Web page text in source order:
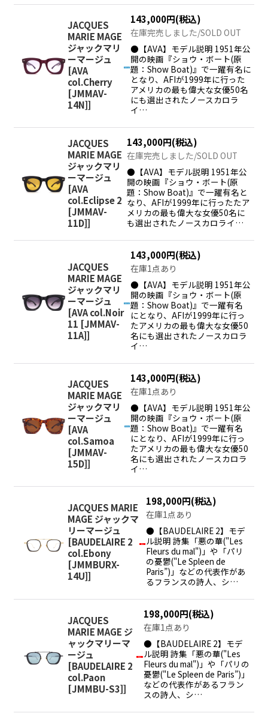
JACQUES
MARIE MAGE
ジャックマリ
ーマージュ
[AVA
col.Cherry
[JMMAV-
14N]]
143,000円(税込)
在庫完売しました/SOLD OUT
●【AVA】モデル説明 1951年公
開の映画『ショウ・ボート(原
題：Show Boat)』で一躍有名に
となり、AFIが1999年に行った
アメリカの最も偉大な女優50名
にも選出されたノースカロラ
イ…
JACQUES
MARIE MAGE
ジャックマリ
ーマージュ
[AVA
col.Eclipse 2
[JMMAV-
11D]]
143,000円(税込)
在庫完売しました/SOLD OUT
●【AVA】モデル説明 1951年公
開の映画『ショウ・ボート(原
題：Show Boat)』で一躍有名と
なり、AFIが1999年に行ったたア
メリカの最も偉大な女優50名に
も選出されたノースカロライ…
JACQUES
MARIE MAGE
ジャックマリ
ーマージュ
[AVA col.Noir
11 [JMMAV-
11A]]
143,000円(税込)
在庫1点あり
●【AVA】モデル説明 1951年公
開の映画『ショウ・ボート(原
題：Show Boat)』で一躍有名
にとなり、AFIが1999年に行っ
たアメリカの最も偉大な女優50
名にも選出されたノースカロラ
イ…
JACQUES
MARIE MAGE
ジャックマリ
ーマージュ
[AVA
col.Samoa
[JMMAV-
15D]]
143,000円(税込)
在庫1点あり
●【AVA】モデル説明 1951年公
開の映画『ショウ・ボート(原
題：Show Boat)』で一躍有名
にとなり、AFIが1999年に行っ
たアメリカの最も偉大な女優50
名にも選出されたノースカロラ
イ…
JACQUES MARIE
MAGE ジャックマ
リーマージュ
[BAUDELAIRE 2
col.Ebony
[JMMBURX-
14U]]
198,000円(税込)
在庫1点あり
●【BAUDELAIRE 2】モデ
ル説明 詩集「悪の華("Les
Fleurs du mal")」や「パリ
の憂鬱("Le Spleen de
Paris”)」などの代表作があ
るフランスの詩人、シ…
JACQUES
MARIE MAGE ジ
ャックマリーマ
ージュ
[BAUDELAIRE 2
col.Paon
[JMMBU-S3]]
198,000円(税込)
在庫1点あり
●【BAUDELAIRE 2】モデ
ル説明 詩集「悪の華("Les
Fleurs du mal")」や「パリの
憂鬱("Le Spleen de Paris”)」
などの代表作があるフラン
スの詩人、シ…